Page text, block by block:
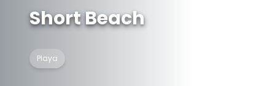
Short Beach
Playa